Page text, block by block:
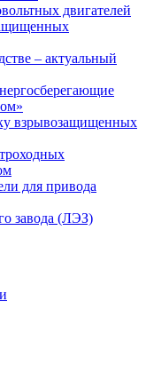
двигателей
– актуальный
взрывозащищенных
для привода
завода (ЛЭЗ)